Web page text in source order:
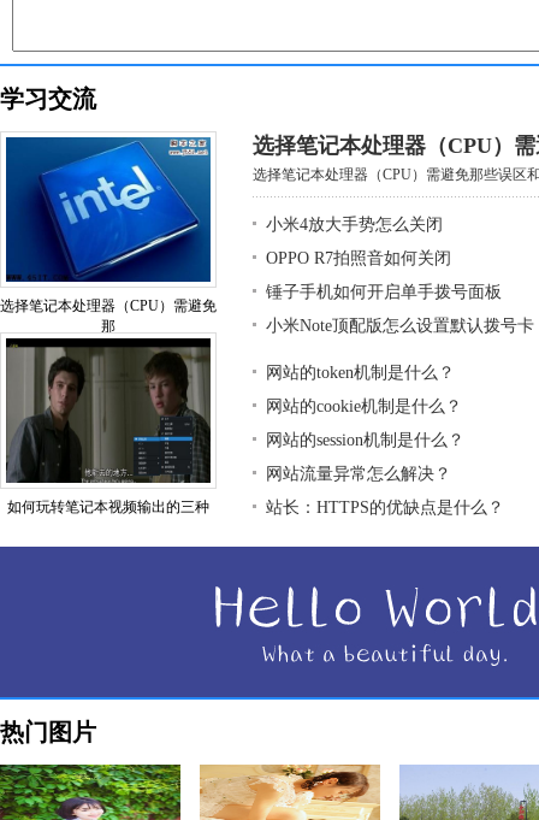
学习交流
选择笔记本处理器（CPU）需避免
那
如何玩转笔记本视频输出的三种
选择笔记本处理器（CPU）
选择笔记本处理器（CPU）需避免那些误区
小米4放大手势怎么关闭
OPPO R7拍照音如何关闭
锤子手机如何开启单手拨号面板
小米Note顶配版怎么设置默认拨号卡
网站的token机制是什么？
网站的cookie机制是什么？
网站的session机制是什么？
网站流量异常怎么解决？
站长：HTTPS的优缺点是什么？
热门图片